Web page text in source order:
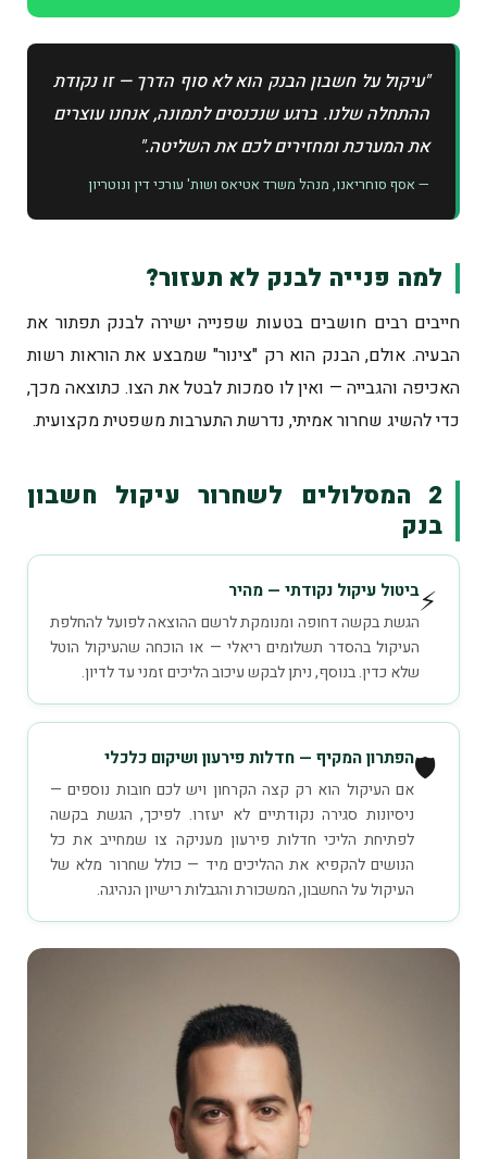
"עיקול על חשבון הבנק הוא לא סוף הדרך — זו נקודת
ההתחלה שלנו. ברגע שנכנסים לתמונה, אנחנו עוצרים
את המערכת ומחזירים לכם את השליטה."
— אסף סוחריאנו, מנהל משרד אטיאס ושות' עורכי דין ונוטריון
למה פנייה לבנק לא תעזור?
חייבים רבים חושבים בטעות שפנייה ישירה לבנק תפתור את
הבעיה. אולם, הבנק הוא רק "צינור" שמבצע את הוראות רשות
האכיפה והגבייה — ואין לו סמכות לבטל את הצו. כתוצאה מכך,
כדי להשיג שחרור אמיתי, נדרשת התערבות משפטית מקצועית.
2 המסלולים לשחרור עיקול חשבון
בנק
⚡ביטול עיקול נקודתי — מהיר
הגשת בקשה דחופה ומנומקת לרשם ההוצאה לפועל להחלפת
העיקול בהסדר תשלומים ריאלי — או הוכחה שהעיקול הוטל
שלא כדין. בנוסף, ניתן לבקש עיכוב הליכים זמני עד לדיון.
🛡️הפתרון המקיף — חדלות פירעון ושיקום כלכלי
אם העיקול הוא רק קצה הקרחון ויש לכם חובות נוספים —
ניסיונות סגירה נקודתיים לא יעזרו. לפיכך, הגשת בקשה
לפתיחת הליכי חדלות פירעון מעניקה צו שמחייב את כל
הנושים להקפיא את ההליכים מיד — כולל שחרור מלא של
העיקול על החשבון, המשכורת והגבלות רישיון הנהיגה.